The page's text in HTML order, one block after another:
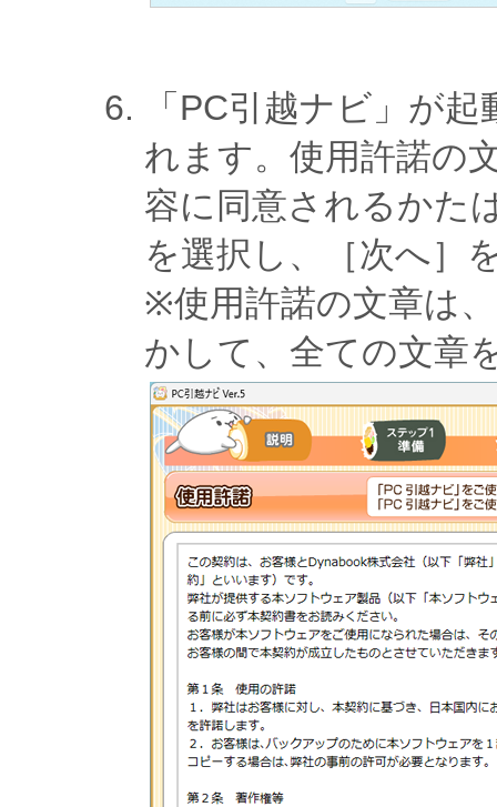
「PC引越ナビ」が
れます。使用許諾の
容に同意されるか
を選択し、［次へ］
※使用許諾の文章は
かして、全ての文章